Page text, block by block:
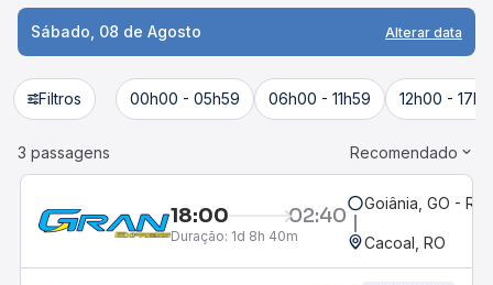
Sábado, 08 de Agosto Alterar data
Filtros 00h00 - 05h59 06h00 - 11h59 12h00 -
3 passagens Recomendado
18:00 02:40
Duração: 1d 8h 40m
Goiânia, GO -
Cacoal, RO